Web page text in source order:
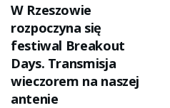
W Rzeszowie
rozpoczyna się
festiwal Breakout
Days. Transmisja
wieczorem na naszej
antenie